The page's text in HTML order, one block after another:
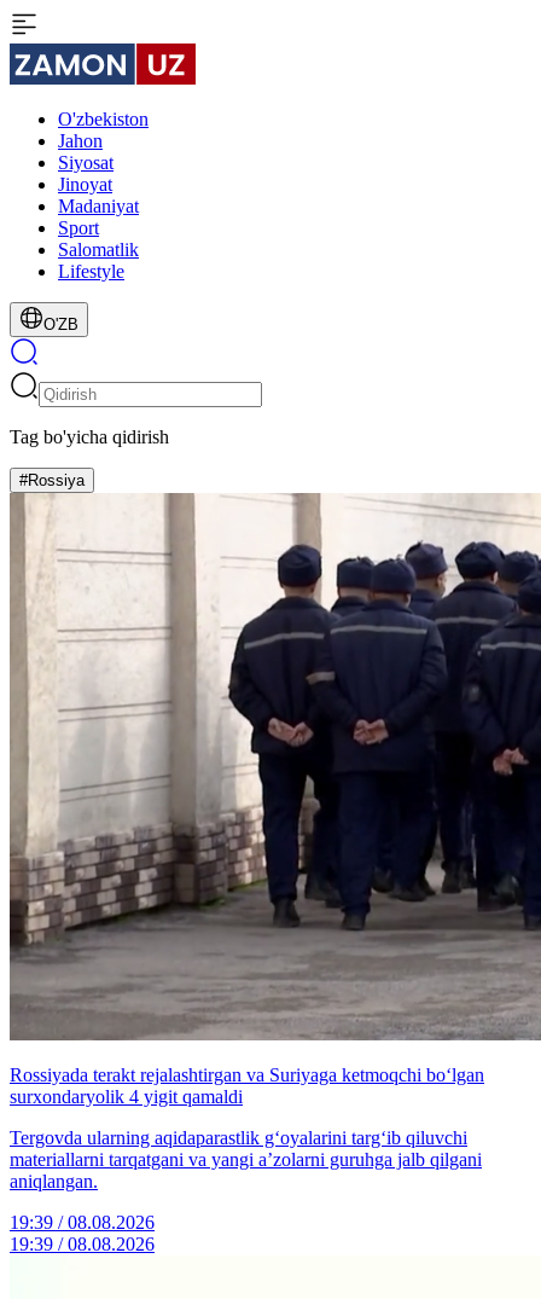
O'zbekiston
Jahon
Siyosat
Jinoyat
Madaniyat
Sport
Salomatlik
Lifestyle
O'ZB
Tag bo'yicha qidirish
#Rossiya
Rossiyada terakt rejalashtirgan va Suriyaga ketmoqchi bo‘lgan
surxondaryolik 4 yigit qamaldi
Tergovda ularning aqidaparastlik g‘oyalarini targ‘ib qiluvchi
materiallarni tarqatgani va yangi a’zolarni guruhga jalb qilgani
aniqlangan.
19:39 / 08.08.2026
19:39 / 08.08.2026